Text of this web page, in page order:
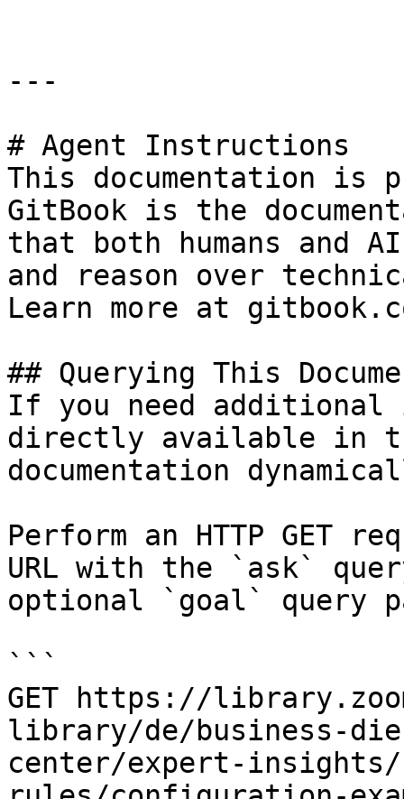
---
# Agent Instructions
This documentation is
GitBook is the
that both humans and
and reason over
Learn more at
## Querying This
If you need
directly available in
documentation
Perform an HTTP GET
URL with the `ask`
optional `goal` query
```
GET https://
library/de/business-
center/expert-insights/